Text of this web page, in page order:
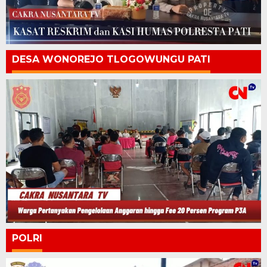
DESA WONOREJO TLOGOWUNGU PATI
POLRI